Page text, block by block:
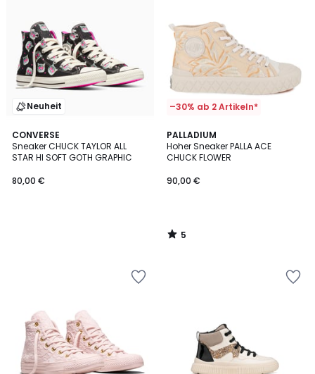
Neuheit
CONVERSE
Sneaker CHUCK TAYLOR ALL
STAR HI SOFT GOTH GRAPHIC
80,00 €
–30% ab 2 Artikeln*
PALLADIUM
Hoher Sneaker PALLA ACE
CHUCK FLOWER
90,00 €
5
/
5
5
/